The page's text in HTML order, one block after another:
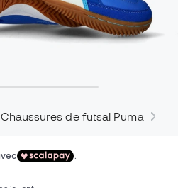
Chaussures de futsal Puma